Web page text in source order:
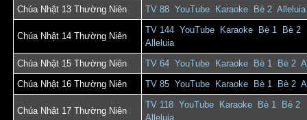
Chúa Nhật 13 Thường Niên
TV 88 YouTube Karaoke Bè 2 Alleluia
Chúa Nhật 14 Thường Niên
TV 144 YouTube Karaoke Bè 1
Bè 2
Alleluia
Chúa Nhật 15 Thường Niên
TV 64 YouTube Karaoke Bè 1 Bè 2
Chúa Nhật 16 Thường Niên
TV 85 YouTube Karaoke Bè 1 Bè 2
Chúa Nhật 17 Thường Niên
TV 118 YouTube Karaoke Bè 1
Bè 2
Alleluia